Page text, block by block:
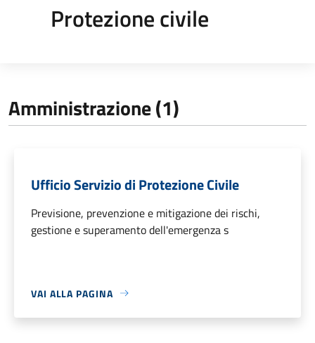
Protezione civile
Amministrazione (1)
Ufficio Servizio di Protezione Civile
Previsione, prevenzione e mitigazione dei rischi,
gestione e superamento dell'emergenza s
VAI ALLA PAGINA